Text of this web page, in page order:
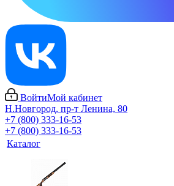
ВойтиМой кабинет
Н.Новгород, пр-т Ленина, 80
+7 (800) 333-16-53
+7 (800) 333-16-53
Каталог